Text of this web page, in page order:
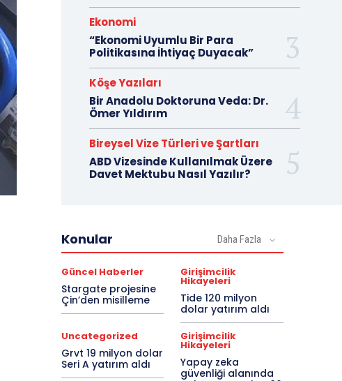
Ekonomi
“Ekonomi Uyumlu Bir Para
Politikasına İhtiyaç Duyacak”
Köşe Yazıları
Bir Anadolu Doktoruna Veda: Dr.
Ömer Yıldırım
Bireysel Vize Türleri ve Şartları
ABD Vizesinde Kullanılmak Üzere
Davet Mektubu Nasıl Yazılır?
Konular Daha Fazla
Güncel Haberler
Stargate projesine
Çin’den misilleme
Girişimcilik
Hikayeleri
Tide 120 milyon
dolar yatırım aldı
Uncategorized
Grvt 19 milyon dolar
Seri A yatırım aldı
Girişimcilik
Hikayeleri
Yapay zeka
güvenliği alanında